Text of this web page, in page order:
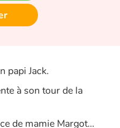
dragons
papi Jack.
à son tour de la
de mamie Margot…